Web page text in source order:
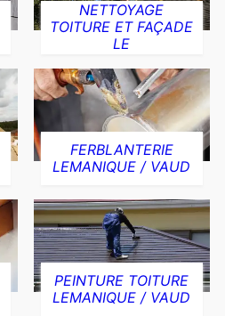
NETTOYAGE
TOITURE ET FAÇADE
LE
FERBLANTERIE
LEMANIQUE / VAUD
PEINTURE TOITURE
LEMANIQUE / VAUD